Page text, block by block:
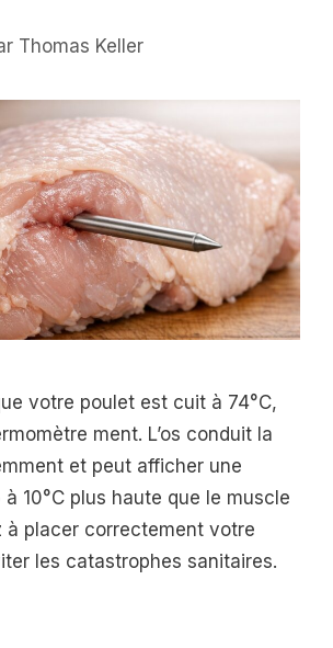
Thomas Keller
votre poulet est cuit à 74°C,
ment. L’os conduit la
et peut afficher une
10°C plus haute que le muscle
à placer correctement votre
les catastrophes sanitaires.